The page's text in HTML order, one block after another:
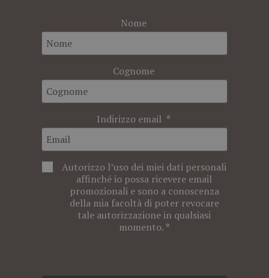
Nome
Cognome
Indirizzo email
Autorizzo l’uso dei miei dati personali
affinché io possa ricevere email
promozionali e sono a conoscenza
della mia facoltà di poter revocare
tale autorizzazione in qualsiasi
momento.